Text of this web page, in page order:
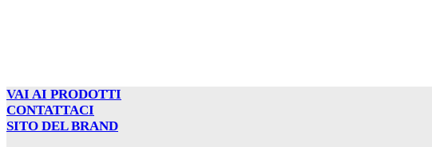
VAI AI PRODOTTI
CONTATTACI
SITO DEL BRAND